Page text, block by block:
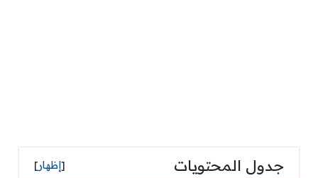
جدول المحتويات [ إظهار]